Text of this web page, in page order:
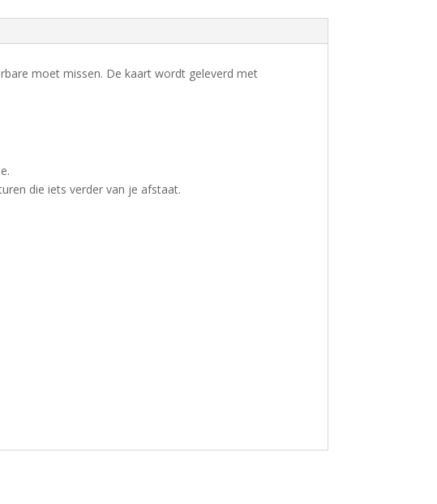
moet missen. De kaart wordt geleverd met
die iets verder van je afstaat.